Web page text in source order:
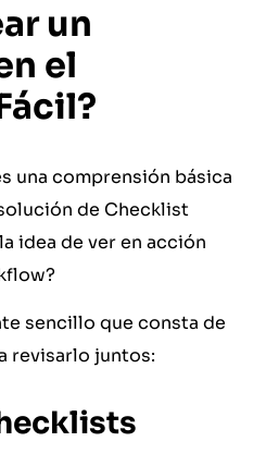
un
el
una comprensión básica
de Checklist
idea de ver en acción
sencillo que consta de
revisarlo juntos: